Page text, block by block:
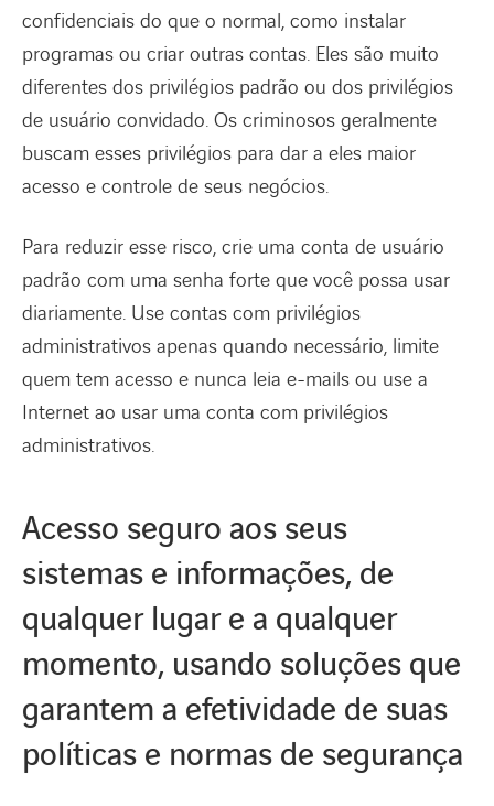
confidenciais do que o normal, como instalar
programas ou criar outras contas. Eles são muito
diferentes dos privilégios padrão ou dos privilégios
de usuário convidado. Os criminosos geralmente
buscam esses privilégios para dar a eles maior
acesso e controle de seus negócios.
Para reduzir esse risco, crie uma conta de usuário
padrão com uma senha forte que você possa usar
diariamente. Use contas com privilégios
administrativos apenas quando necessário, limite
quem tem acesso e nunca leia e-mails ou use a
Internet ao usar uma conta com privilégios
administrativos.
Acesso seguro aos seus
sistemas e informações, de
qualquer lugar e a qualquer
momento, usando soluções que
garantem a efetividade de suas
políticas e normas de segurança